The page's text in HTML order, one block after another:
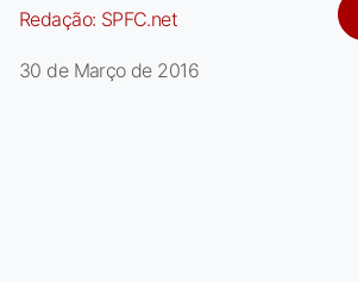
Redação: SPFC.net
30 de Março de 2016